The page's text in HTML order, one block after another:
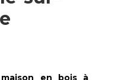
maison en bois à